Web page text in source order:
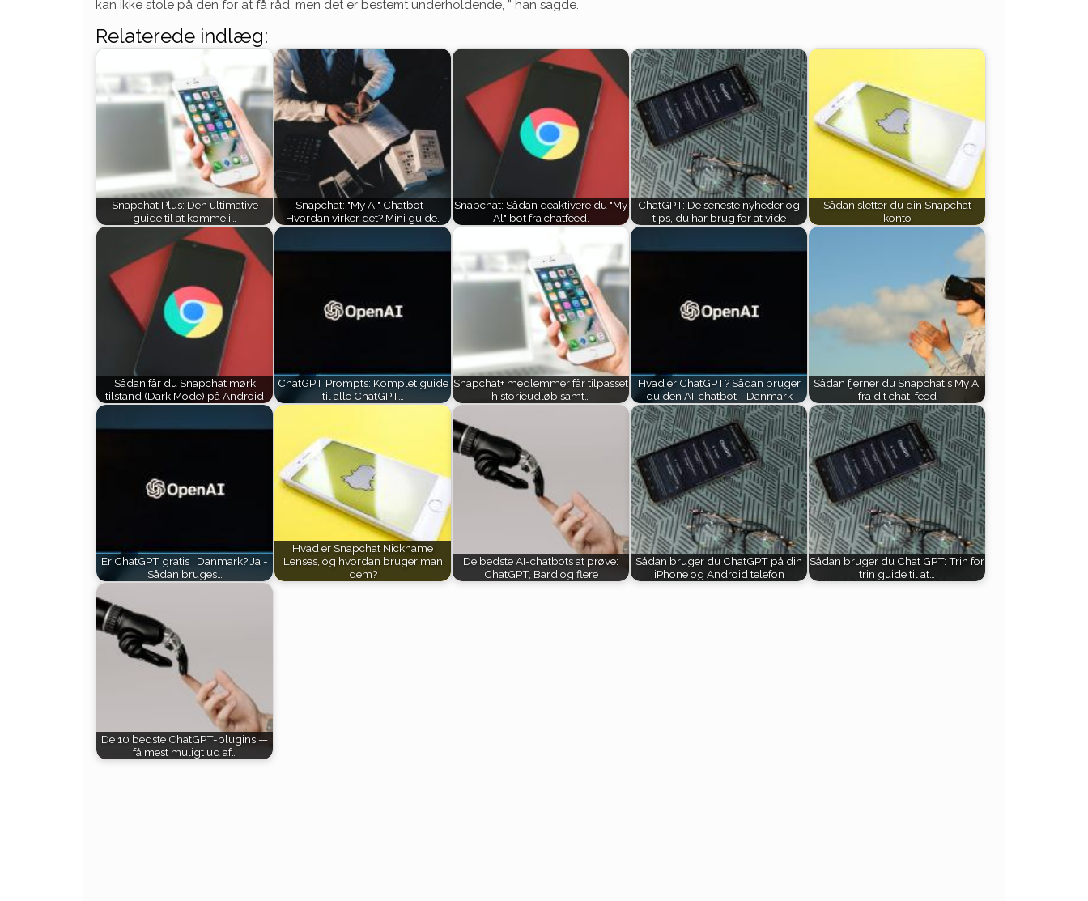
kan ikke stole på den for at få råd, men det er bestemt underholdende, ” han sagde.
Relaterede indlæg:
Snapchat Plus: Den ultimative
guide til at komme i…
Snapchat: "My AI" Chatbot -
Hvordan virker det? Mini guide.
Snapchat: Sådan deaktivere du "My
Al" bot fra chatfeed.
ChatGPT: De seneste nyheder og
tips, du har brug for at vide
Sådan sletter du din Snapchat
konto
Sådan får du Snapchat mørk
tilstand (Dark Mode) på Android
ChatGPT Prompts: Komplet guide
til alle ChatGPT…
Snapchat+ medlemmer får tilpasset
historieudløb samt…
Hvad er ChatGPT? Sådan bruger
du den AI-chatbot - Danmark
Sådan fjerner du Snapchat's My AI
fra dit chat-feed
Er ChatGPT gratis i Danmark? Ja -
Sådan bruges…
Hvad er Snapchat Nickname
Lenses, og hvordan bruger man
dem?
De bedste AI-chatbots at prøve:
ChatGPT, Bard og flere
Sådan bruger du ChatGPT på din
iPhone og Android telefon
Sådan bruger du Chat GPT: Trin for
trin guide til at…
De 10 bedste ChatGPT-plugins —
få mest muligt ud af…